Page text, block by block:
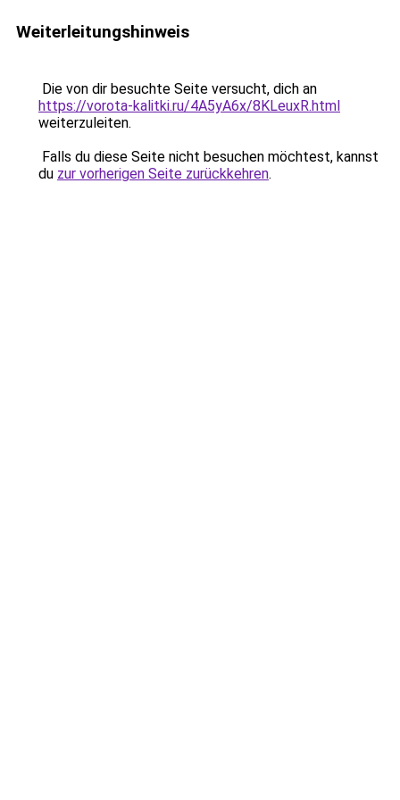
Weiterleitungshinweis
Die von dir besuchte Seite versucht, dich an
https://vorota-kalitki.ru/4A5yA6x/8KLeuxR.html
weiterzuleiten.
Falls du diese Seite nicht besuchen möchtest, kannst
du zur vorherigen Seite zurückkehren.